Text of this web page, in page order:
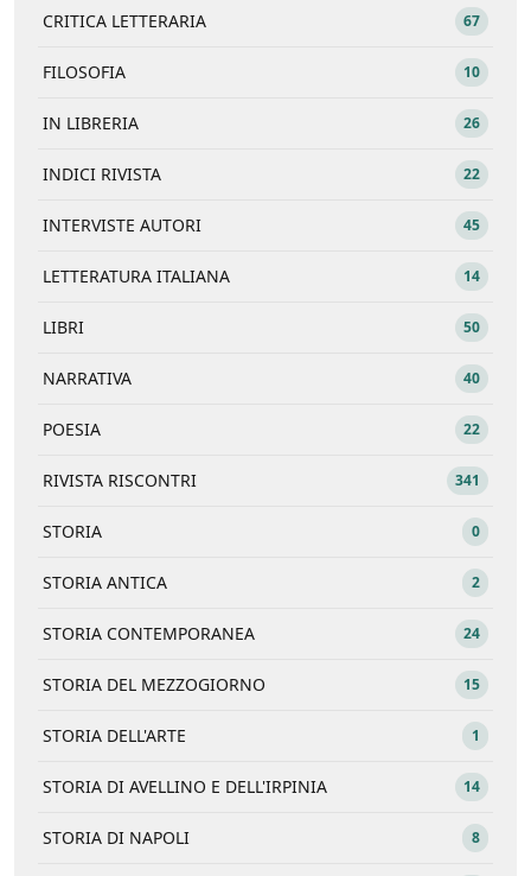
CRITICA LETTERARIA 67
FILOSOFIA 10
IN LIBRERIA 26
INDICI RIVISTA 22
INTERVISTE AUTORI 45
LETTERATURA ITALIANA 14
LIBRI 50
NARRATIVA 40
POESIA 22
RIVISTA RISCONTRI 341
STORIA 0
STORIA ANTICA 2
STORIA CONTEMPORANEA 24
STORIA DEL MEZZOGIORNO 15
STORIA DELL'ARTE 1
STORIA DI AVELLINO E DELL'IRPINIA 14
STORIA DI NAPOLI 8